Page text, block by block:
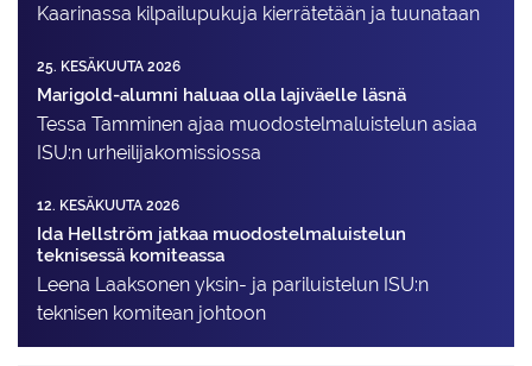
Kaarinassa kilpailupukuja kierrätetään ja tuunataan
25. KESÄKUUTA 2026
Marigold-alumni haluaa olla lajiväelle läsnä
Tessa Tamminen ajaa muodostelma­luistelun asiaa
ISU:n urheilija­komissiossa
12. KESÄKUUTA 2026
Ida Hellström jatkaa muodostelmaluistelun
teknisessä komiteassa
Leena Laaksonen yksin- ja pariluistelun ISU:n
teknisen komitean johtoon